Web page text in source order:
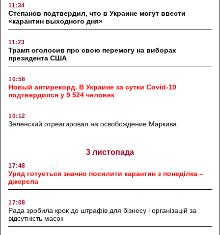
11:34
Степанов подтвердил, что в Украине могут ввести
«карантин выходного дня»
11:23
Трамп оголосив про свою перемогу на виборах
президента США
10:58
Новый антирекорд. В Украине за сутки Covid-19
подтвердился у 9 524 человек
10:12
Зеленский отреагировал на освобождение Маркива
3 листопада
17:48
Уряд готується значно посилити карантин з понеділка –
джерела
17:08
Рада зробила крок до штрафів для бізнесу і організацій за
відсутність масок